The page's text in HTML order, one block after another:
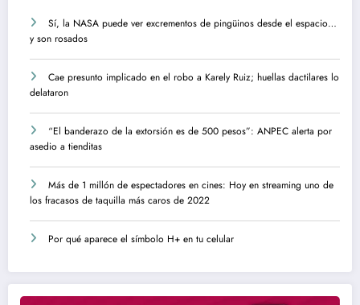
Sí, la NASA puede ver excrementos de pingüinos desde el espacio…
y son rosados
Cae presunto implicado en el robo a Karely Ruiz; huellas dactilares lo
delataron
“El banderazo de la extorsión es de 500 pesos”: ANPEC alerta por
asedio a tienditas
Más de 1 millón de espectadores en cines: Hoy en streaming uno de
los fracasos de taquilla más caros de 2022
Por qué aparece el símbolo H+ en tu celular